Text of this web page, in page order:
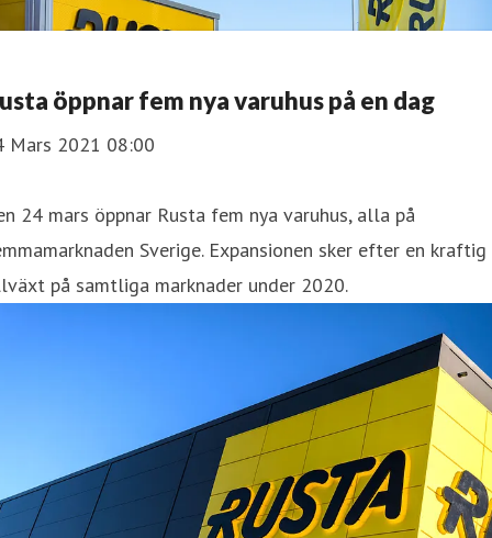
öppnar fem nya varuhus på en dag
Mars 2021 08:00
24 mars öppnar Rusta fem nya varuhus, alla på
Sverige. Expansionen sker efter en kraftig
på samtliga marknader under 2020.